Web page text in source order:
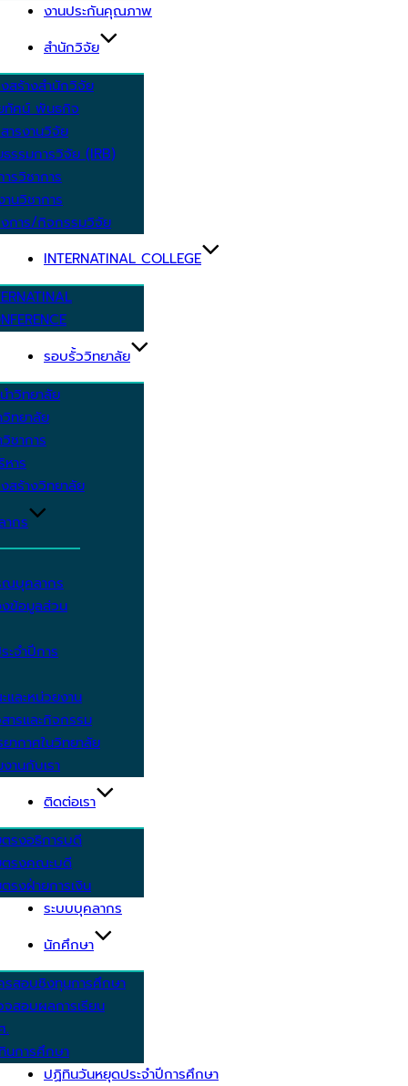
งานประกันคุณภาพ
สำนักวิจัย
สร้างสำนักวิจัย
ทัศน์ พันธกิจ
ารงานวิจัย
รรมการวิจัย (IRB)
รวิชาการ
นวิชาการ
งการ/กิจกรรมวิจัย
INTERNATINAL COLLEGE
รอบรั้ววิทยาลัย
ำวิทยาลัย
ทยาลัย
ชาการ
าร
สร้างวิทยาลัย
กร
ณบุคลากร
ข้อมูลส่วน
จำปีการ
ละหน่วยงาน
ารและกิจกรรม
ากาศในวิทยาลัย
านกับเรา
ติดต่อเรา
รงอธิการบดี
ตรงคณะบดี
รงฝ่ายการเงิน
ระบบบุคลากร
นักศึกษา
รสอบชิงทุนการศึกษา
สอบผลการเรียน
.
นการศึกษา
ปฏิทินวันหยุดประจำปีการศึกษา